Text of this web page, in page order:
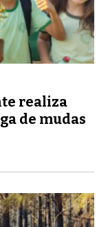
realiza
de mudas